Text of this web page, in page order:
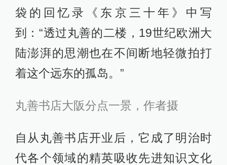
袋的回忆录《东京三十年》中写
到：“透过丸善的二楼，19世纪欧洲大
陆澎湃的思潮也在不间断地轻微拍打
着这个远东的孤岛。”
丸善书店大阪分点一景，作者摄
自从丸善书店开业后，它成了明治时
代各个领域的精英吸收先进知识文化